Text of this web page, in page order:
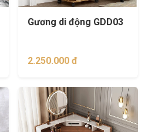
Gương di động GDD03
2.250.000 đ